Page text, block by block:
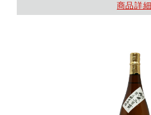
商品詳細